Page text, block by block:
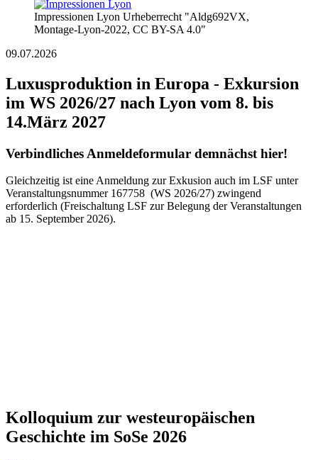
Impressionen Lyon Urheberrecht "Aldg692VX,
Montage-Lyon-2022, CC BY-SA 4.0"
09.07.2026
Luxusproduktion in Europa - Exkursion
im WS 2026/27 nach Lyon vom 8. bis
14.März 2027
Verbindliches Anmeldeformular demnächst hier!
Gleichzeitig ist eine Anmeldung zur Exkusion auch im LSF unter
Veranstaltungsnummer 167758 (WS 2026/27) zwingend
erforderlich (Freischaltung LSF zur Belegung der Veranstaltungen
ab 15. September 2026).
Kolloquium zur westeuropäischen
Geschichte im SoSe 2026